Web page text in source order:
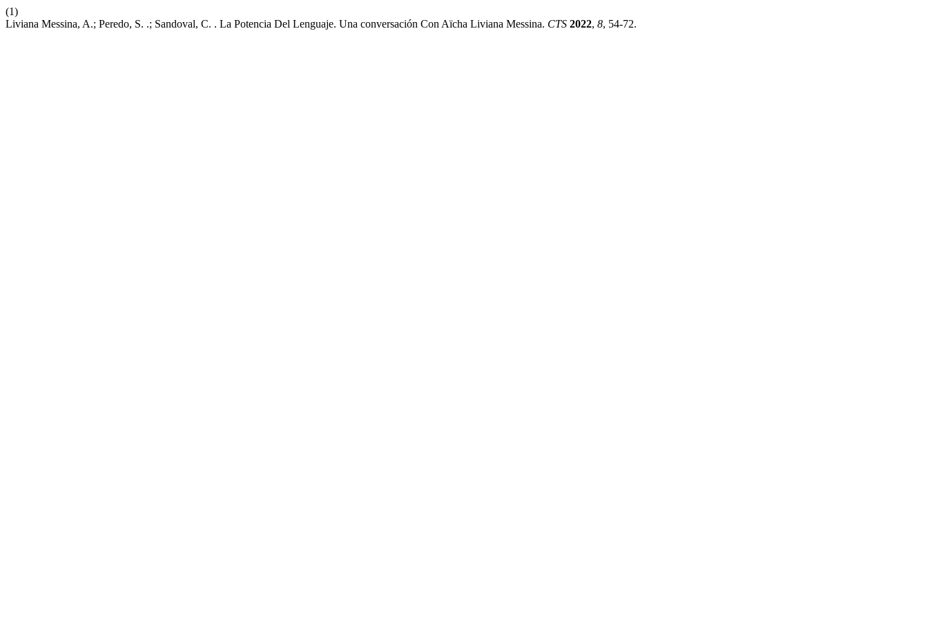
(1)
Liviana Messina, A.; Peredo, S. .; Sandoval, C. . La Potencia Del Lenguaje. Una conversación Con Aïcha Liviana Messina. CTS 2022, 8, 54-72.